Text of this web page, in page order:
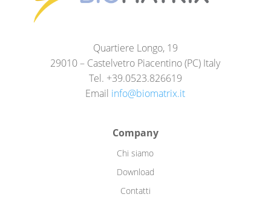
Quartiere Longo, 19
29010 – Castelvetro Piacentino (PC) Italy
Tel. +39.0523.826619
Email info@biomatrix.it
Company
Chi siamo
Download
Contatti